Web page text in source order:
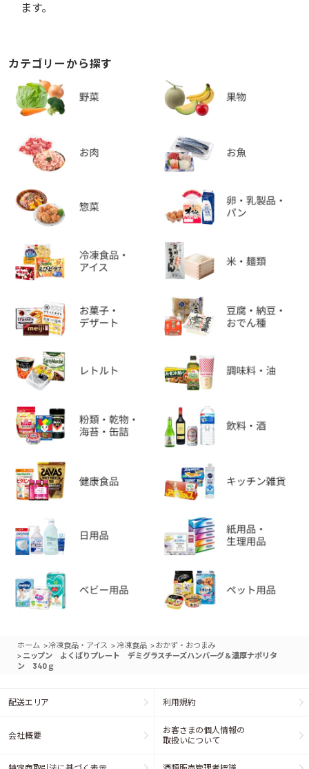
ます。
カテゴリーから探す
ホーム >冷凍食品・アイス > 冷凍食品 >おかず・おつまみ
> ニップン よくばりプレート デミグラスチーズハンバーグ＆濃厚ナポリタ
ン 340ｇ
配送エリア 利用規約
会社概要
お客さまの個人情報の
取扱いについて